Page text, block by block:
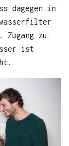
dagegen in
zu
ist